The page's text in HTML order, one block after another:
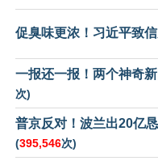
促臭味更浓！习近平致
一报还一报！两个神奇
次)
普京反对！波兰出20亿
(395,546次)